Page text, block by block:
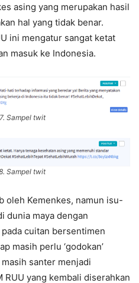
asing yang merupakan hasil
hal yang tidak benar.
ini mengatur sangat ketat
masuk ke Indonesia.
Sampel twit
Sampel twit
oleh Kemenkes, namun isu-
dunia maya dengan
cuitan bersentimen
masih perlu ‘godokan’
santer menjadi
RUU yang kembali diserahkan